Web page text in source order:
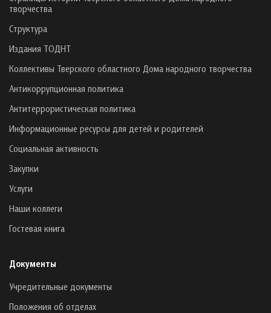
творчества
Структура
Издания ТОДНТ
Коллективы Тверского областного Дома народного творчества
Антикоррупционная политика
Антитеррористическая политика
Информационные ресурсы для детей и родителей
Социальная активность
Закупки
Услуги
Наши коллеги
Гостевая книга
Документы
Учредительные документы
Положения об отделах